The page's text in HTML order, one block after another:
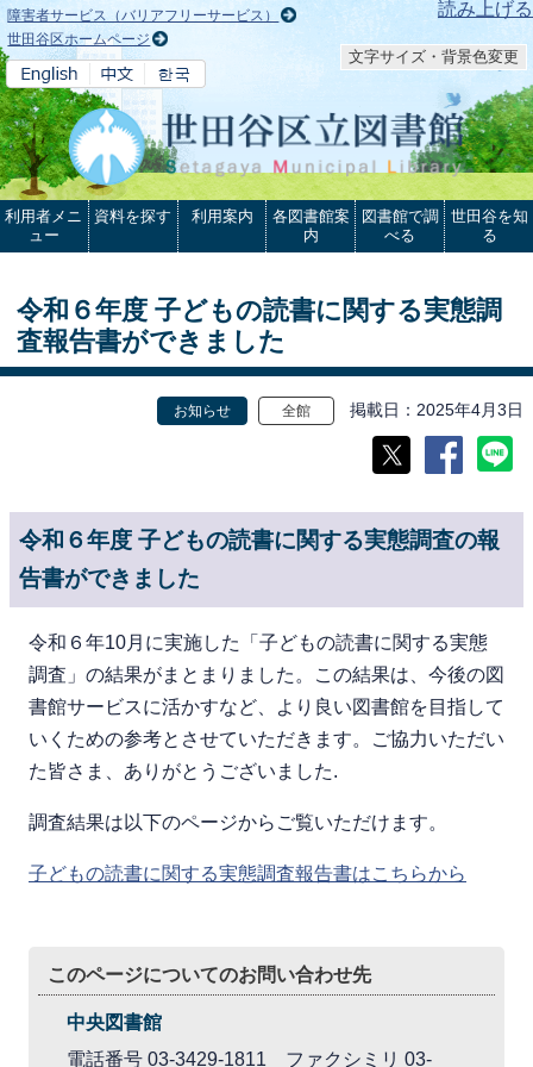
本文へ 読み上げる
障害者サービス（バリアフリーサービス）
世田谷区ホームページ
文字サイズ・背景色変更
利用者メニ
ュー
資料を探す 利用案内
各図書館案
内
図書館で調
べる
世田谷を知
る
令和６年度 子どもの読書に関する実態調
査報告書ができました
お知らせ 全館 掲載日 2025年4月3日
令和６年度 子どもの読書に関する実態調査の報
告書ができました
令和６年10月に実施した「子どもの読書に関する実態
調査」の結果がまとまりました。この結果は、今後の図
書館サービスに活かすなど、より良い図書館を目指して
いくための参考とさせていただきます。ご協力いただい
た皆さま、ありがとうございました.
調査結果は以下のページからご覧いただけます。
子どもの読書に関する実態調査報告書はこちらから
このページについてのお問い合わせ先
中央図書館
電話番号 03-3429-1811 ファクシミリ 03-